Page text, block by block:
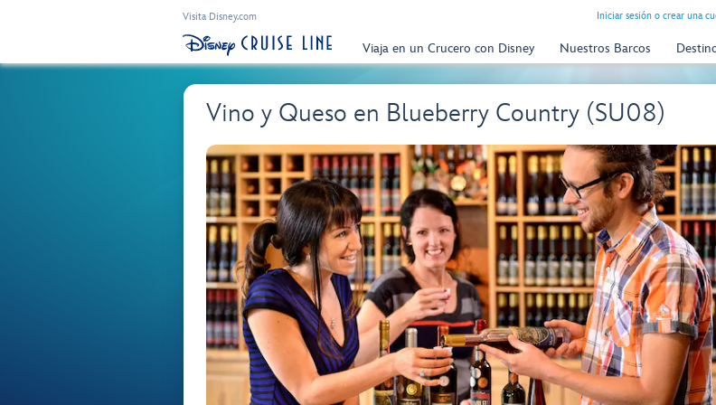
Visita Disney.com Iniciar sesión o crear una
Viaja en un Crucero con Disney Nuestros Barcos
Vino y Queso en Blueberry Country (SU08)